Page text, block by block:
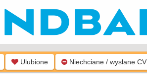
Ulubione Niechciane / wysłane CV